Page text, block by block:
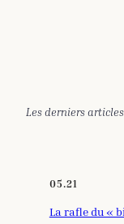
Les derniers articles
05.21
La rafle du «